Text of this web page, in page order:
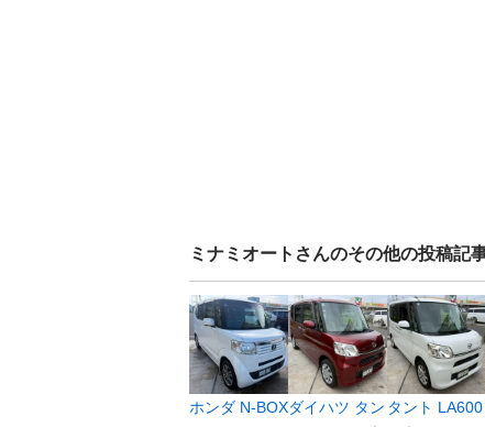
ミナミオート さんのその他の投稿記
ホンダ N-BOXダイハツ タン タント LA600